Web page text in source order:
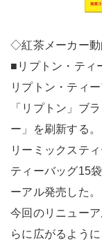
◇紅茶メーカー動
■リプトン・ティ
リプトン・ティ
「リプトン」ブ
ー」を刷新する
リーミックステ
ティーバッグ15
ーアル発売した。
今回のリニュー
らに広がるよう